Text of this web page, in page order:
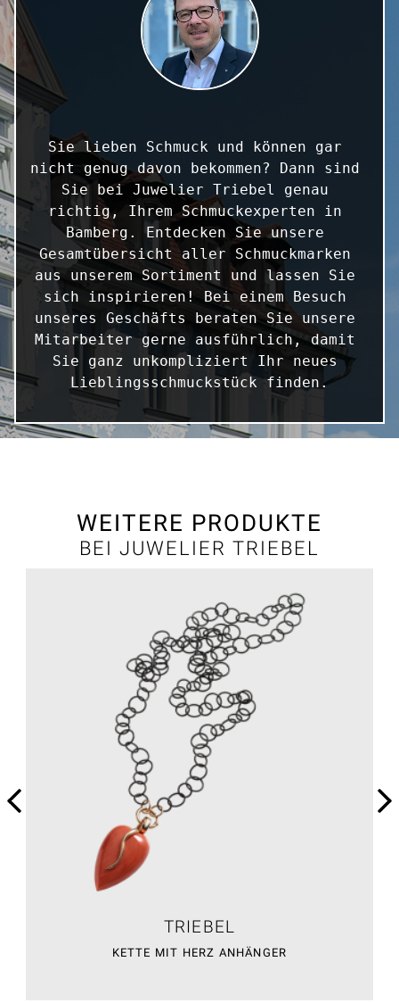
Sie lieben Schmuck und können gar
nicht genug davon bekommen? Dann sind
Sie bei Juwelier Triebel genau
richtig, Ihrem Schmuckexperten in
Bamberg. Entdecken Sie unsere
Gesamtübersicht aller Schmuckmarken
aus unserem Sortiment und lassen Sie
sich inspirieren! Bei einem Besuch
unseres Geschäfts beraten Sie unsere
Mitarbeiter gerne ausführlich, damit
Sie ganz unkompliziert Ihr neues
Lieblingsschmuckstück finden.
WEITERE PRODUKTE
BEI JUWELIER TRIEBEL
TRIEBEL
KETTE MIT HERZ ANHÄNGER